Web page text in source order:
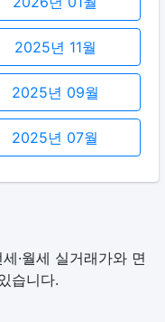
2025년 11월
2025년 09월
2025년 07월
·월세 실거래가와 면
습니다.